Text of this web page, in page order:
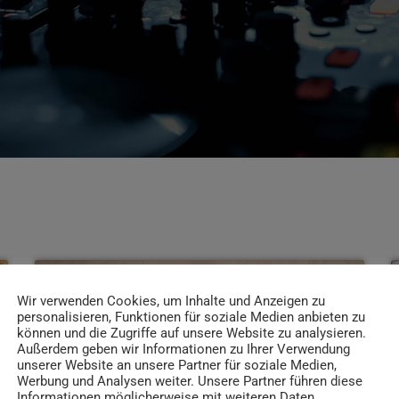
insert_link
Wir verwenden Cookies, um Inhalte und Anzeigen zu
personalisieren, Funktionen für soziale Medien anbieten zu
können und die Zugriffe auf unsere Website zu analysieren.
Außerdem geben wir Informationen zu Ihrer Verwendung
unserer Website an unsere Partner für soziale Medien,
Werbung und Analysen weiter. Unsere Partner führen diese